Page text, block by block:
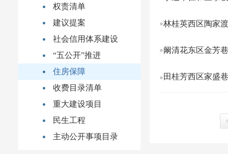
权责清单
建议提案
社会信用体系建设
“五公开”推进
住房保障
收费目录清单
重大建设项目
民生工程
主动公开事项目录
林桂英西区陶家
阚清花东区金芳
田桂芳西区家盛